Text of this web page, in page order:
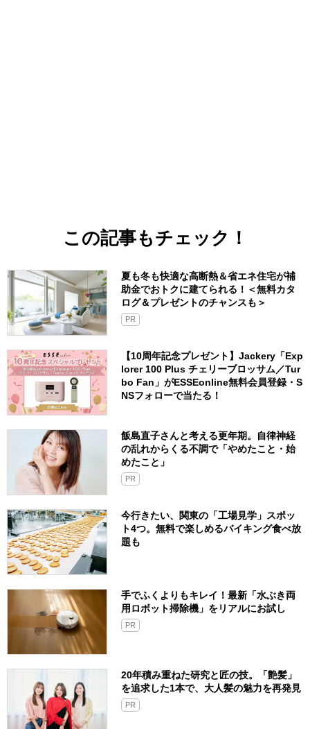
この記事もチェック！
夏も冬も快適な高断熱＆省エネ住宅が補
助金でおトクに建てられる！＜無料カタ
ログ＆プレゼントのチャンスも＞
PR
【10周年記念プレゼント】Jackery「Exp
lorer 100 Plus チェリーブロッサム／Tur
bo Fan」がESSEonline無料会員登録・S
NSフォローで当たる！
飯島直子さんと考える更年期。自律神経
の乱れからくる不調で「やめたこと・始
めたこと」
PR
今行きたい、関東の「工場見学」スポッ
ト4つ。無料で楽しめるバイキング食べ放
題も
手でふくよりもキレイ！最新「水ぶき両
用ロボット掃除機」をリアルにお試し
PR
20年積み重ねた研究と匠の技。「艶髪」
を追求した1本で、大人髪の魅力を再発見
PR